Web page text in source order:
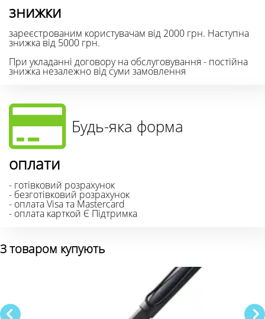
знижки
зареєстрованим користувачам від 2000 грн. Наступна
знижка від 5000 грн.
При укладанні договору на обслуговування - постійна
знижка незалежно від суми замовлення
Будь-яка форма
оплати
- готівковий розрахунок
- безготівковий розрахунок
- оплата Visa та Mastercard
- оплата карткой Є Підтримка
З товаром купують